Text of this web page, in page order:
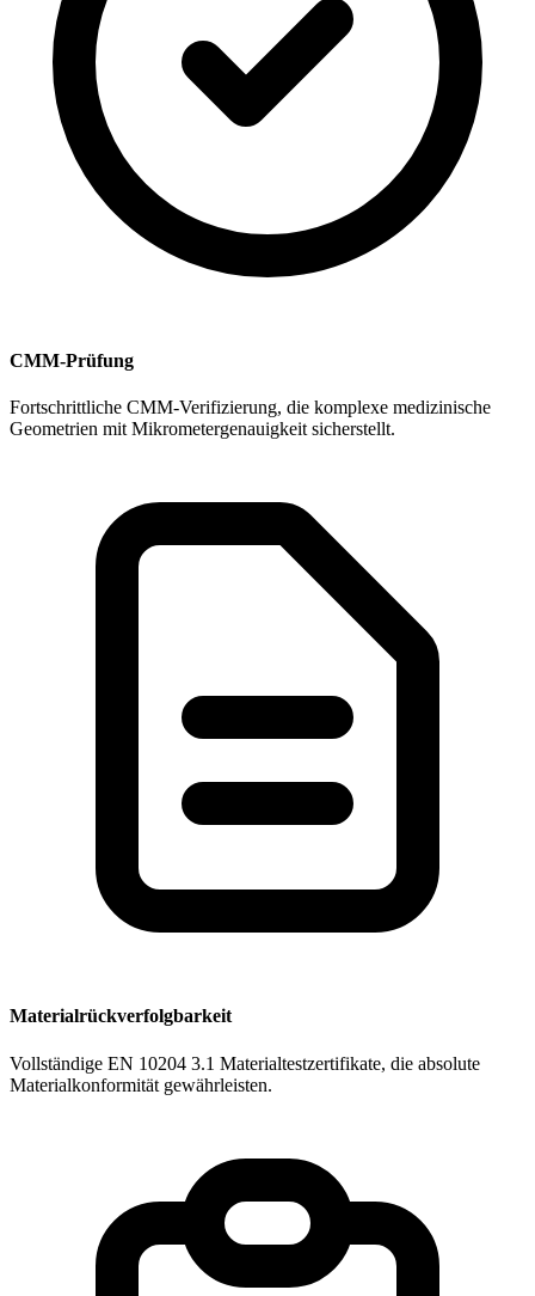
CMM-Prüfung
Fortschrittliche CMM-Verifizierung, die komplexe medizinische
Geometrien mit Mikrometergenauigkeit sicherstellt.
Materialrückverfolgbarkeit
Vollständige EN 10204 3.1 Materialtestzertifikate, die absolute
Materialkonformität gewährleisten.